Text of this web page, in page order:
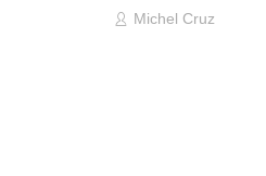
Michel Cruz